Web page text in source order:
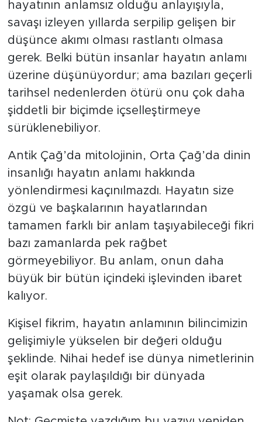
hayatının anlamsız olduğu anlayışıyla,
savaşı izleyen yıllarda serpilip gelişen bir
düşünce akımı olması rastlantı olmasa
gerek. Belki bütün insanlar hayatın anlamı
üzerine düşünüyordur; ama bazıları geçerli
tarihsel nedenlerden ötürü onu çok daha
şiddetli bir biçimde içselleştirmeye
sürüklenebiliyor.
Antik Çağ’da mitolojinin, Orta Çağ’da dinin
insanlığı hayatın anlamı hakkında
yönlendirmesi kaçınılmazdı. Hayatın size
özgü ve başkalarının hayatlarından
tamamen farklı bir anlam taşıyabileceği fikri
bazı zamanlarda pek rağbet
görmeyebiliyor. Bu anlam, onun daha
büyük bir bütün içindeki işlevinden ibaret
kalıyor.
Kişisel fikrim, hayatın anlamının bilincimizin
gelişimiyle yükselen bir değeri olduğu
şeklinde. Nihai hedef ise dünya nimetlerinin
eşit olarak paylaşıldığı bir dünyada
yaşamak olsa gerek.